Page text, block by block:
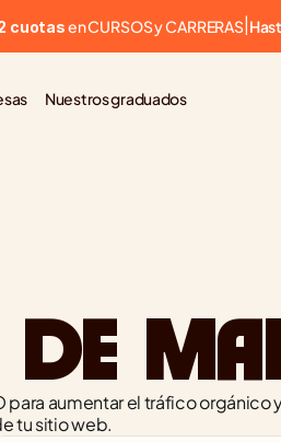
cuotas en CURSOS y CARRERAS
Nuestros graduados
DE
aumentar el tráfico orgánico
tu sitio web.